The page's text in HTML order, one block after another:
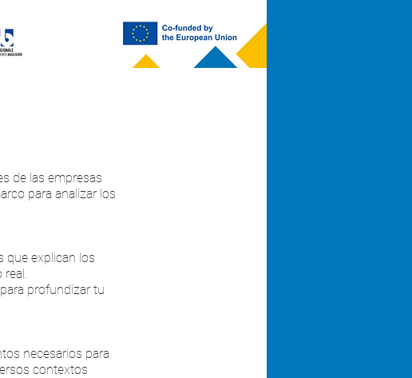
de las empresas
para analizar los
que explican los
profundizar tu
necesarios para
contextos